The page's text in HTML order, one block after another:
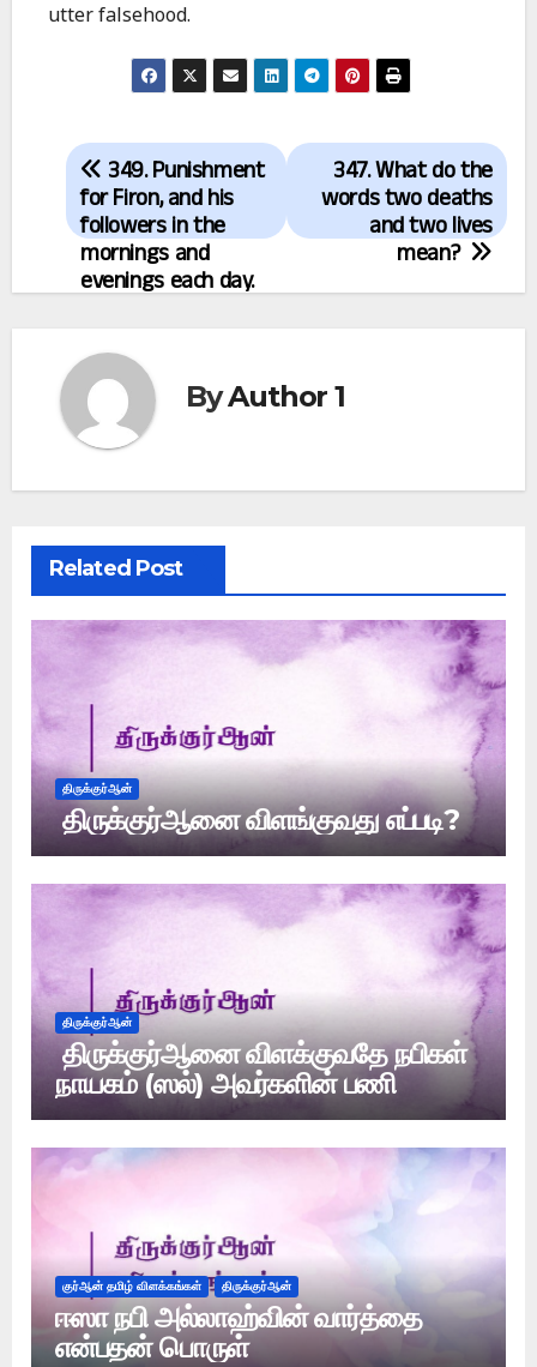
utter falsehood.
Post
navigation
347. What do the
words two deaths
and two lives
mean?
349. Punishment
for Firon, and his
followers in the
mornings and
evenings each day.
ByAuthor 1
Related Post
திருக்குர்ஆன்
திருக்குர்ஆனை விளங்குவது எப்படி?
திருக்குர்ஆன்
திருக்குர்ஆனை விளக்குவதே நபிகள்
நாயகம் (ஸல்) அவர்களின் பணி
குர்ஆன் தமிழ் விளக்கங்கள் திருக்குர்ஆன்
ஈஸா நபி அல்லாஹ்வின் வார்த்தை
என்பதன் பொருள்